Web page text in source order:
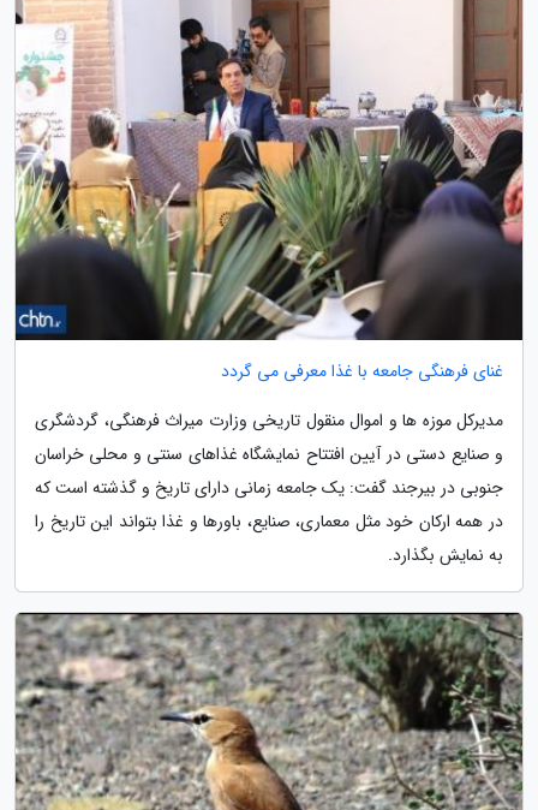
غنای فرهنگی جامعه با غذا معرفی می گردد
مدیرکل موزه ها و اموال منقول تاریخی وزارت میراث فرهنگی، گردشگری
و صنایع دستی در آیین افتتاح نمایشگاه غذاهای سنتی و محلی خراسان
جنوبی در بیرجند گفت: یک جامعه زمانی دارای تاریخ و گذشته است که
در همه ارکان خود مثل معماری، صنایع، باورها و غذا بتواند این تاریخ را
به نمایش بگذارد.